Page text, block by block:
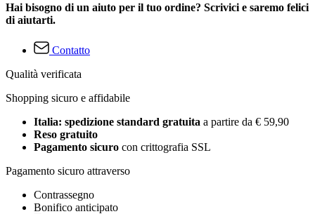
Hai bisogno di un aiuto per il tuo ordine? Scrivici e saremo felici
di aiutarti.
Contatto
Qualità verificata
Shopping sicuro e affidabile
Italia: spedizione standard gratuita a partire da € 59,90
Reso gratuito
Pagamento sicuro con crittografia SSL
Pagamento sicuro attraverso
Contrassegno
Bonifico anticipato